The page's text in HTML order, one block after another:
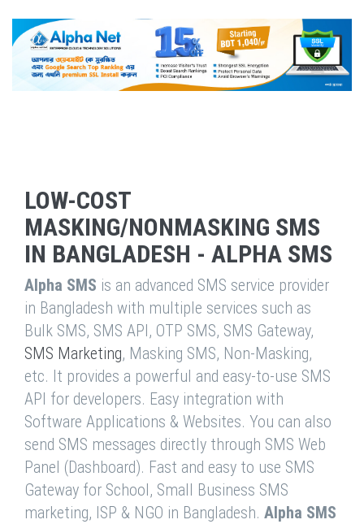
LOW-COST
MASKING/NONMASKING SMS
IN BANGLADESH - ALPHA SMS
Alpha SMS is an advanced SMS service provider
in Bangladesh with multiple services such as
Bulk SMS, SMS API, OTP SMS, SMS Gateway,
SMS Marketing, Masking SMS, Non-Masking,
etc. It provides a powerful and easy-to-use SMS
API for developers. Easy integration with
Software Applications & Websites. You can also
send SMS messages directly through SMS Web
Panel (Dashboard). Fast and easy to use SMS
Gateway for School, Small Business SMS
marketing, ISP & NGO in Bangladesh. Alpha SMS